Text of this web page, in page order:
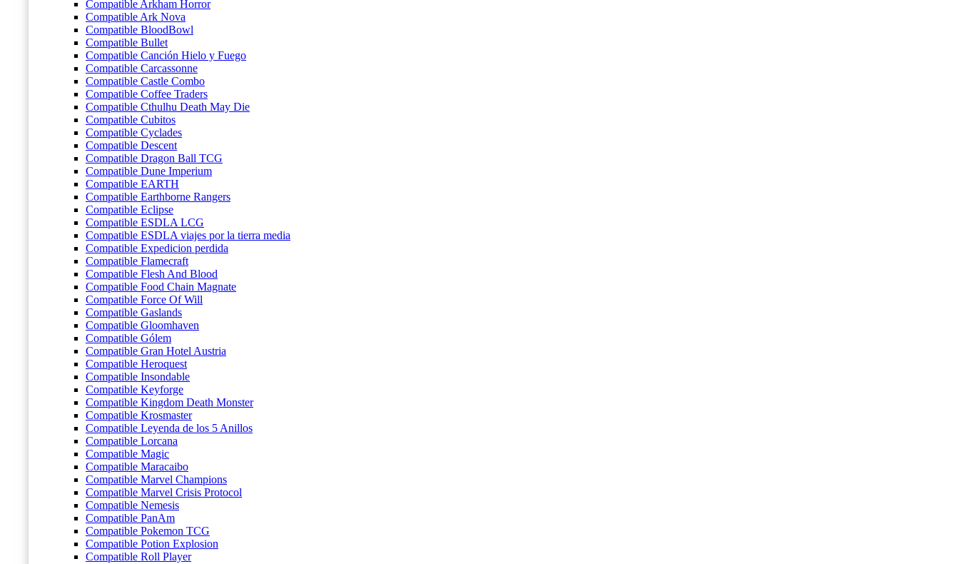
Compatible Arkham Horror
Compatible Ark Nova
Compatible BloodBowl
Compatible Bullet
Compatible Canción Hielo y Fuego
Compatible Carcassonne
Compatible Castle Combo
Compatible Coffee Traders
Compatible Cthulhu Death May Die
Compatible Cubitos
Compatible Cyclades
Compatible Descent
Compatible Dragon Ball TCG
Compatible Dune Imperium
Compatible EARTH
Compatible Earthborne Rangers
Compatible Eclipse
Compatible ESDLA LCG
Compatible ESDLA viajes por la tierra media
Compatible Expedicion perdida
Compatible Flamecraft
Compatible Flesh And Blood
Compatible Food Chain Magnate
Compatible Force Of Will
Compatible Gaslands
Compatible Gloomhaven
Compatible Gólem
Compatible Gran Hotel Austria
Compatible Heroquest
Compatible Insondable
Compatible Keyforge
Compatible Kingdom Death Monster
Compatible Krosmaster
Compatible Leyenda de los 5 Anillos
Compatible Lorcana
Compatible Magic
Compatible Maracaibo
Compatible Marvel Champions
Compatible Marvel Crisis Protocol
Compatible Nemesis
Compatible PanAm
Compatible Pokemon TCG
Compatible Potion Explosion
Compatible Roll Player